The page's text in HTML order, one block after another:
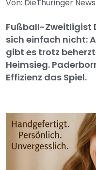
Von: DieThüringer News
Fußball-Zweitligist
sich einfach nicht:
gibt es trotz
Heimsieg.
Effizienz das Spiel.